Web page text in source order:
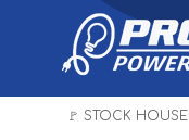
🚩 STOCK HOUSE